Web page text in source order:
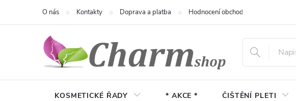
O nás Kontakty Doprava a platba Hodnocení obchodu
KOSMETICKÉ ŘADY * AKCE * ČIŠTĚNÍ PLETI